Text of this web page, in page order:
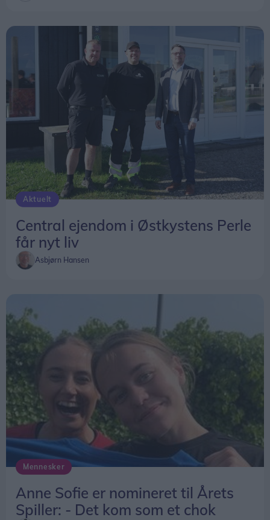
Aktuelt
Central ejendom i Østkystens Perle
får nyt liv
Asbjørn Hansen
Mennesker
Anne Sofie er nomineret til Årets
Spiller: - Det kom som et chok